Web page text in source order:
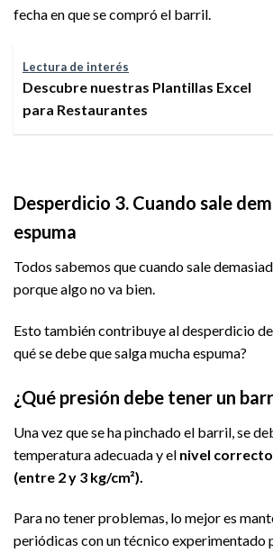
fecha en que se compró el barril.
Lectura de interés
Descubre nuestras Plantillas Excel
para Restaurantes
Desperdicio 3. Cuando sale
espuma
Todos sabemos que cuando sale
porque algo no va bien.
Esto también contribuye al desperdicio
qué se debe que salga mucha espuma?
¿Qué presión debe tener un
Una vez que se ha pinchado el barril, se
temperatura adecuada y el nivel
(entre 2 y 3 kg/cm²).
Para no tener problemas, lo mejor es
periódicas con un técnico experimentado